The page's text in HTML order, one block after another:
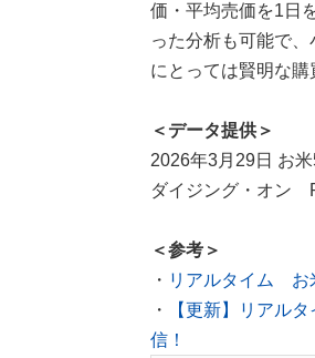
価・平均売価を1日
った分析も可能で
にとっては賢明な購
＜データ提供＞
2026年3月29日 お
ダイジング・オン
＜参考＞
・ リアルタイム お
・
【更新】リアル
信！